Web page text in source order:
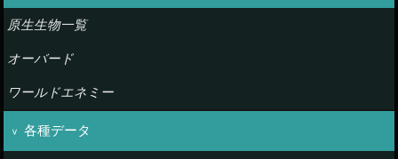
原生生物一覧
オーバード
ワールドエネミー
各種データ